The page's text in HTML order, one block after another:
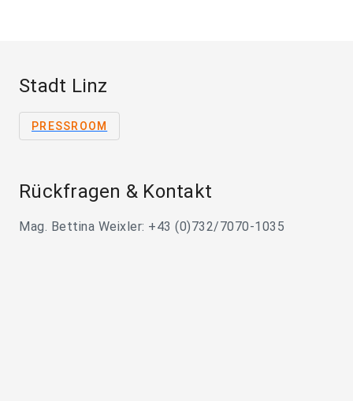
Stadt Linz
PRESSROOM
Rückfragen & Kontakt
Mag. Bettina Weixler: +43 (0)732/7070-1035